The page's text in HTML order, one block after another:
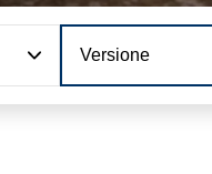
Versione